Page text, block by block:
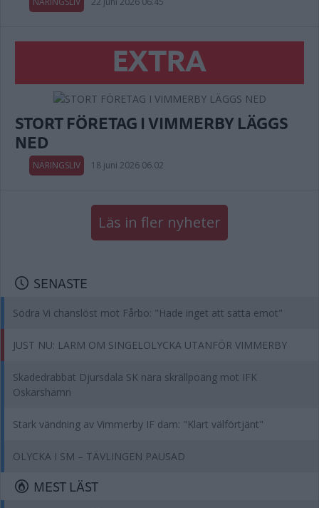
EXTRA
STORT FÖRETAG I VIMMERBY LÄGGS
NED
NÄRINGSLIV 18 juni 2026 06.02
Läs in fler nyheter
SENASTE
Södra Vi chanslöst mot Fårbo: "Hade inget att sätta emot"
JUST NU: LARM OM SINGELOLYCKA UTANFÖR VIMMERBY
Skadedrabbat Djursdala SK nära skrällpoäng mot IFK
Oskarshamn
Stark vändning av Vimmerby IF dam: "Klart välförtjänt"
OLYCKA I SM – TÄVLINGEN PAUSAD
MEST LÄST